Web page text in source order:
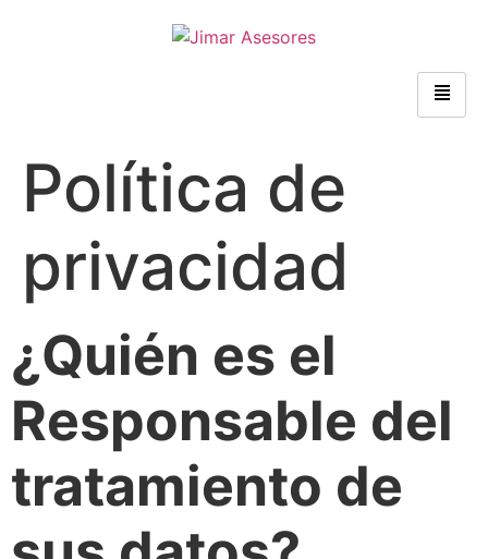
Política de
privacidad
¿Quién es el
Responsable del
tratamiento de